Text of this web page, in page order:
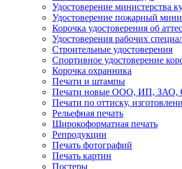
Удостоверение министерства
Удостоверение пожарный
Корочка удостоверения об
Удостоверения рабочих
Строительные удостоверения
Спортивное удостоверение
Корочка охранника
Печати и штампы
Печати новые ООО, ИП, ЗАО,
Печати по оттиску,
Рельефная печать
Широкоформатная печать
Репродукции
Печать фотографий
Печать картин
Постеры